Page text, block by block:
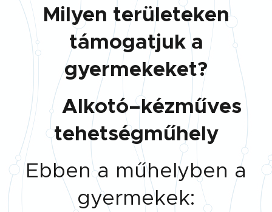
Milyen területeken
támogatjuk a
gyermekeket?
🎨 Alkotó–kézműves
tehetségműhely
Ebben a műhelyben a
gyermekek: